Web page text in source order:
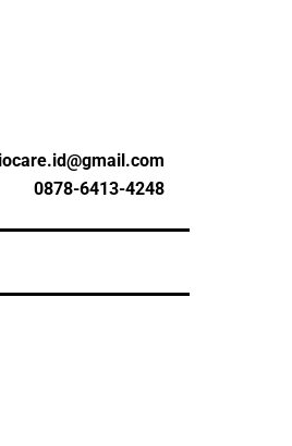
0878-6413-4248